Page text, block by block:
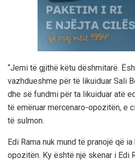
“Jemi të gjithë këtu dëshmitarë.
vazhdueshme për të likuiduar Sali
dhe së fundmi për ta likuiduar atë
të emëruar mercenaro-opozitën, e
të sulmon.
Edi Rama nuk mund të pranojë që
opozitën. Ky është një skenar i Edi